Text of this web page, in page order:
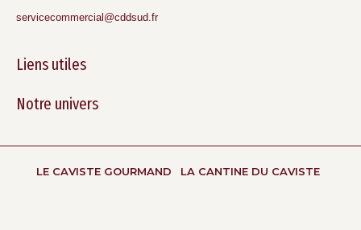
servicecommercial@cddsud.fr
Liens utiles
Notre univers
LE CAVISTE GOURMAND LA CANTINE DU CAVISTE